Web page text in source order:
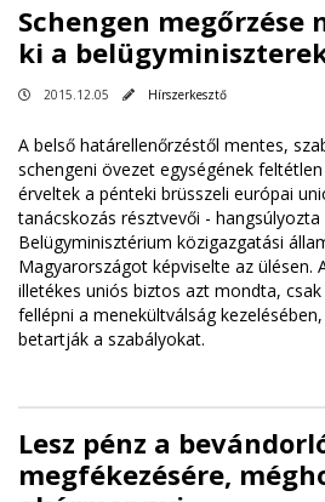
Schengen
ki a
2015.12.05 Hírszerkesztő
A belső határellenőrzéstől mentes,
schengeni övezet egységének
érveltek a pénteki brüsszeli európai
tanácskozás résztvevői - hangsúlyozta
Belügyminisztérium közigazgatási
Magyarországot képviselte az ülésen.
illetékes uniós biztos azt mondta,
fellépni a menekültválság
betartják a szabályokat.
Lesz pénz a
megfékezésére,